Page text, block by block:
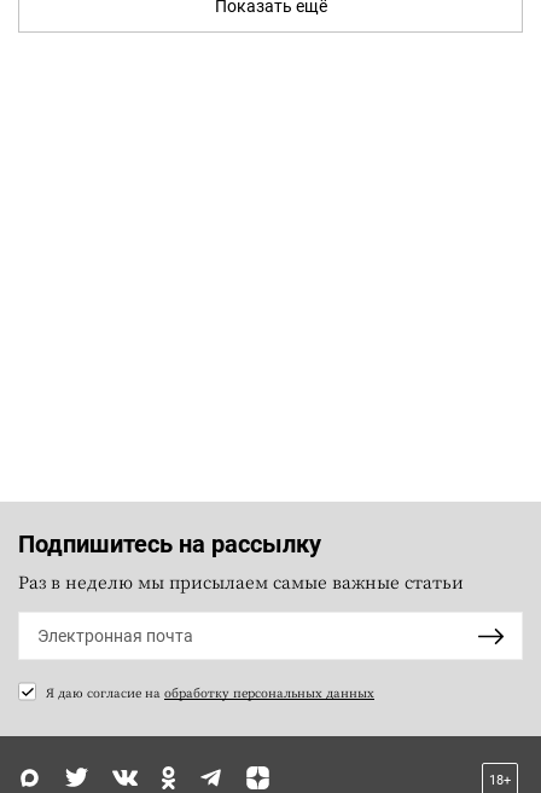
Показать ещё
Подпишитесь на рассылку
Раз в неделю мы присылаем самые важные статьи
Я даю согласие на обработку персональных данных
18+